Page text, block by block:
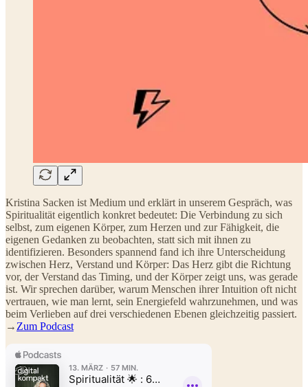
Kristina Sacken ist Medium und erklärt in unserem Gespräch, was
Spiritualität eigentlich konkret bedeutet: Die Verbindung zu sich
selbst, zum eigenen Körper, zum Herzen und zur Fähigkeit, die
eigenen Gedanken zu beobachten, statt sich mit ihnen zu
identifizieren. Besonders spannend fand ich ihre Unterscheidung
zwischen Herz, Verstand und Körper: Das Herz gibt die Richtung
vor, der Verstand das Timing, und der Körper zeigt uns, was gerade
ist. Wir sprechen darüber, warum Menschen ihrer Intuition oft nicht
vertrauen, wie man lernt, sein Energiefeld wahrzunehmen, und was
beim Verlieben auf drei verschiedenen Ebenen gleichzeitig passiert.
→Zum Podcast